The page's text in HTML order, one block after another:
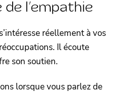
l’empathie
réellement à vos
Il écoute
son soutien.
lorsque vous parlez de